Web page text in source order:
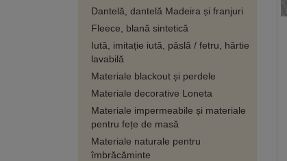
Dantelă, dantelă Madeira și franjuri
Fleece, blană sintetică
Iută, imitație iută, pâslă / fetru, hârtie
lavabilă
Materiale blackout și perdele
Materiale decorative Loneta
Materiale impermeabile și materiale
pentru fețe de masă
Materiale naturale pentru
îmbrăcăminte